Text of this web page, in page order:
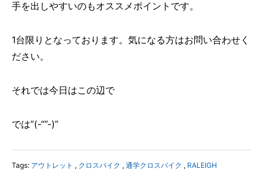
手を出しやすいのもオススメポイントです。
1台限りとなっております。気になる方はお問い合わせく
ださい。
それでは今日はこの辺で
では”(-“”-)”
Tags: アウトレット , クロスバイク , 通学クロスバイク , RALEIGH